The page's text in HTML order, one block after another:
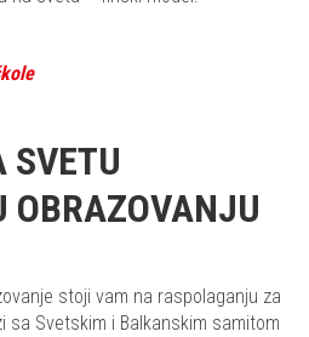
SVETU
OBRAZOVANJU
stoji vam na raspolaganju za
sa Svetskim i Balkanskim samitom